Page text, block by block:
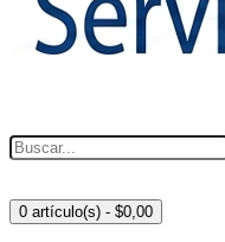
0 artículo(s) - $0,00